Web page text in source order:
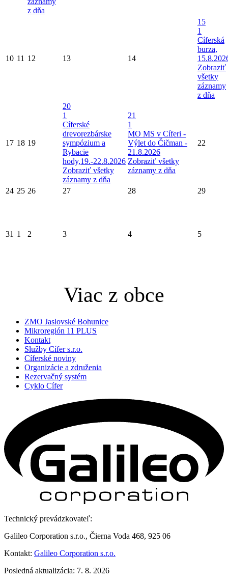
z dňa
10 11 12 13 14
15
1
Cíferská
burza,
Zobraziť
všetky
záznamy
z dňa
17 18 19
20
1
Cíferské
drevorezbárske
sympózium a
Rybacie
hody,19.-22.8.2026
Zobraziť všetky
záznamy z dňa
21
1
MO MS v Cíferi -
Výlet do Čičman -
21.8.2026
Zobraziť všetky
záznamy z dňa
22
24 25 26 27 28 29
31 1 2 3 4 5
Viac z obce
ZMO Jaslovské Bohunice
Mikroregión 11 PLUS
Kontakt
Služby Cífer s.r.o.
Cíferské noviny
Organizácie a združenia
Rezervačný systém
Cyklo Cífer
Technický prevádzkovateľ:
Galileo Corporation s.r.o., Čierna Voda 468, 925 06
Kontakt: Galileo Corporation s.r.o.
Posledná aktualizácia: 7. 8. 2026